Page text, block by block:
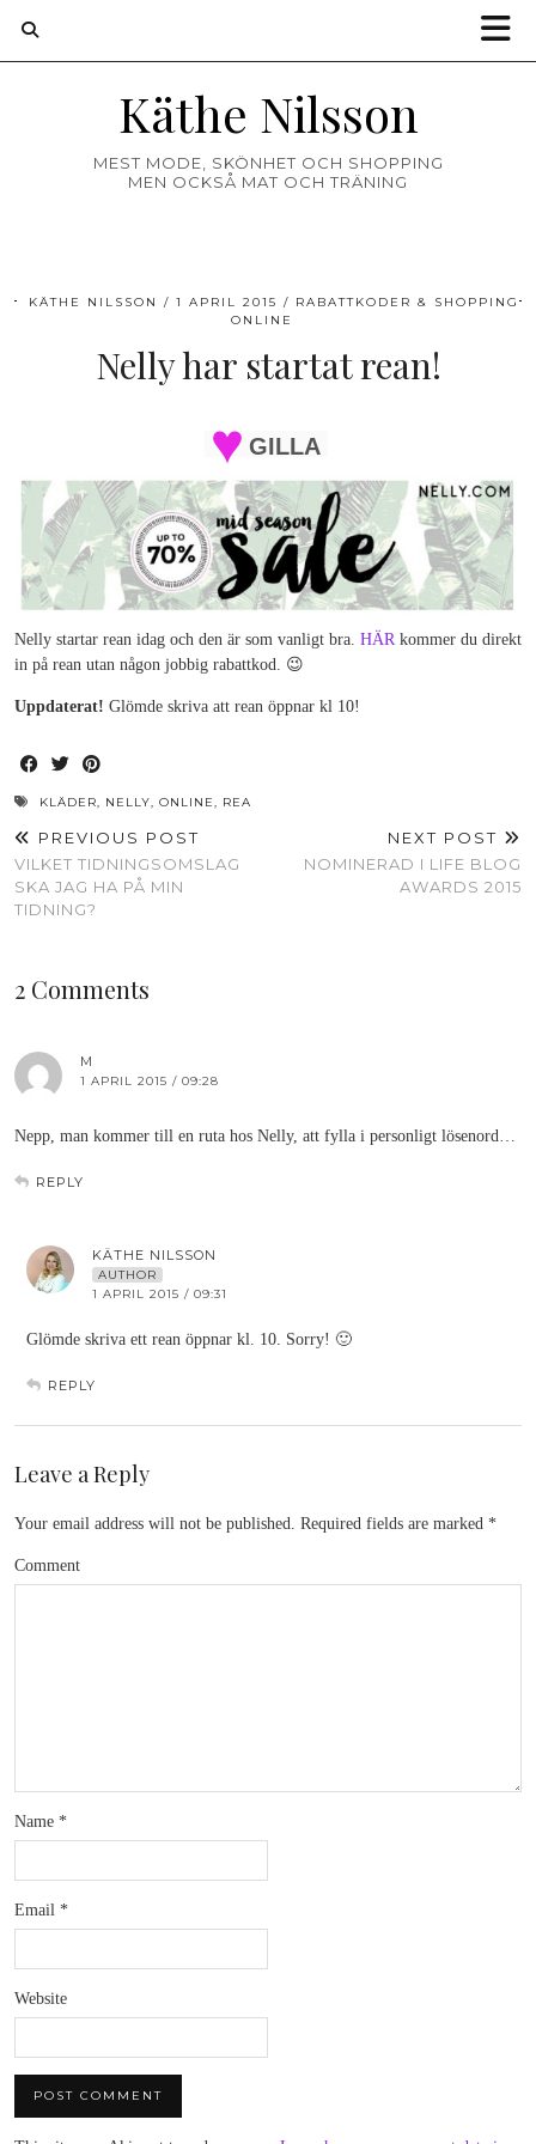
Käthe Nilsson
MEST MODE, SKÖNHET OCH SHOPPING
MEN OCKSÅ MAT OCH TRÄNING
KÄTHE NILSSON 1 APRIL 2015
RABATTKODER & SHOPPING
ONLINE
Nelly har startat rean!
GILLA
Nelly startar rean idag och den är som vanligt bra. HÄR kommer du direkt
in på rean utan någon jobbig rabattkod. 😉
Uppdaterat! Glömde skriva att rean öppnar kl 10!
KLÄDER, NELLY, ONLINE, REA
PREVIOUS POST
VILKET TIDNINGSOMSLAG
SKA JAG HA PÅ MIN
TIDNING?
NEXT POST
NOMINERAD I LIFE BLOG
AWARDS 2015
2 Comments
M
1 APRIL 2015 / 09:28
Nepp, man kommer till en ruta hos Nelly, att fylla i personligt lösenord…
REPLY
KÄTHE NILSSON
AUTHOR
1 APRIL 2015 / 09:31
Glömde skriva ett rean öppnar kl. 10. Sorry! 🙂
REPLY
Leave a Reply
Your email address will not be published. Required fields are marked *
Comment
Name *
Email *
Website